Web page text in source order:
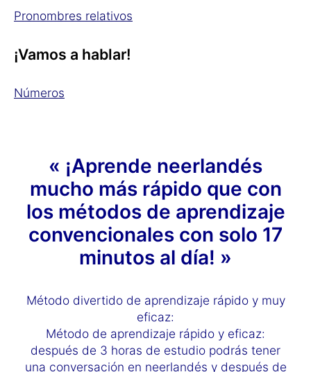
Pronombres relativos
¡Vamos a hablar!
Números
« ¡Aprende neerlandés
mucho más rápido que con
los métodos de aprendizaje
convencionales con solo 17
minutos al día! »
Método divertido de aprendizaje rápido y muy
eficaz:
Método de aprendizaje rápido y eficaz:
después de 3 horas de estudio podrás tener
una conversación en neerlandés y después de